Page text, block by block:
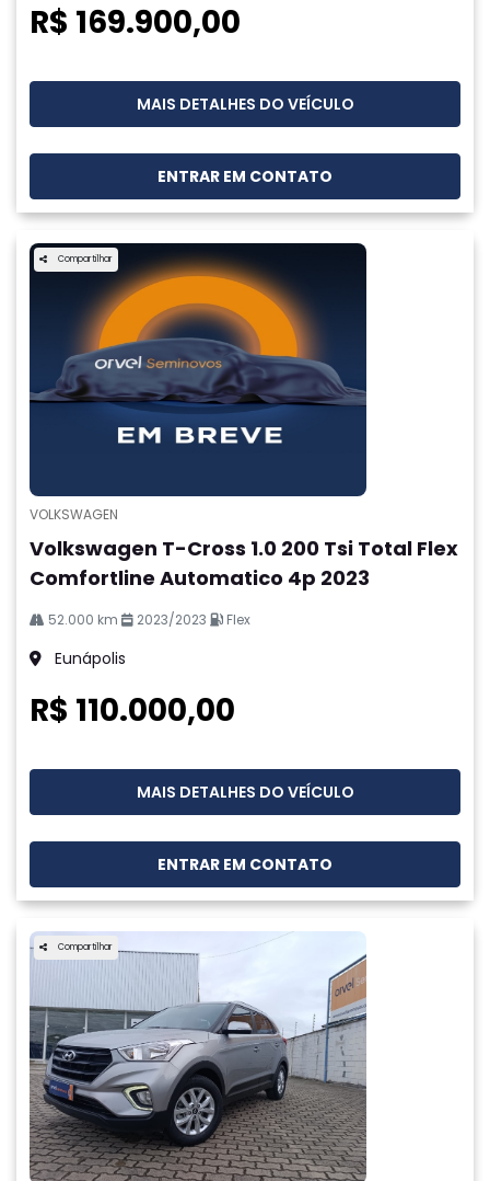
R$ 169.900,00
MAIS DETALHES DO VEÍCULO
ENTRAR EM CONTATO
Compartilhar
VOLKSWAGEN
Volkswagen T-Cross 1.0 200 Tsi Total Flex
Comfortline Automatico 4p 2023
52.000 km 2023/2023 Flex
Eunápolis
R$ 110.000,00
MAIS DETALHES DO VEÍCULO
ENTRAR EM CONTATO
Compartilhar